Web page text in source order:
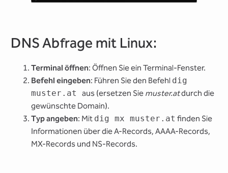
DNS Abfrage mit Linux:
Terminal öffnen: Öffnen Sie ein Terminal-Fenster.
Befehl eingeben: Führen Sie den Befehl dig
muster.ataus (ersetzen Sie muster.atdurch die
gewünschte Domain).
Typ angeben: Mit dig mx muster.at finden Sie
Informationen über die A-Records, AAAA-Records,
MX-Records und NS-Records.